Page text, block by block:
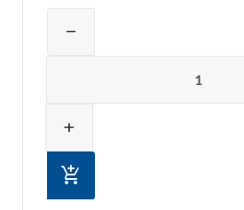
remove
add
add_shopping_cart